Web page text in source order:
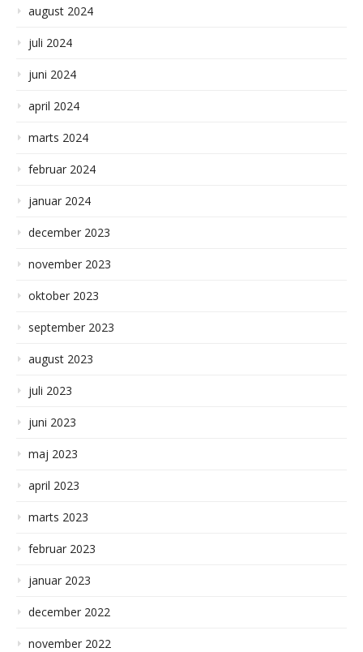
august 2024
juli 2024
juni 2024
april 2024
marts 2024
februar 2024
januar 2024
december 2023
november 2023
oktober 2023
september 2023
august 2023
juli 2023
juni 2023
maj 2023
april 2023
marts 2023
februar 2023
januar 2023
december 2022
november 2022